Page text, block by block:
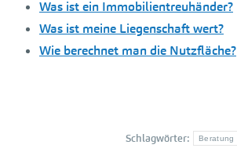
Was ist ein Immobilientreuhänder?
Was ist meine Liegenschaft wert?
Wie berechnet man die Nutzfläche?
Schlagwörter: Beratung